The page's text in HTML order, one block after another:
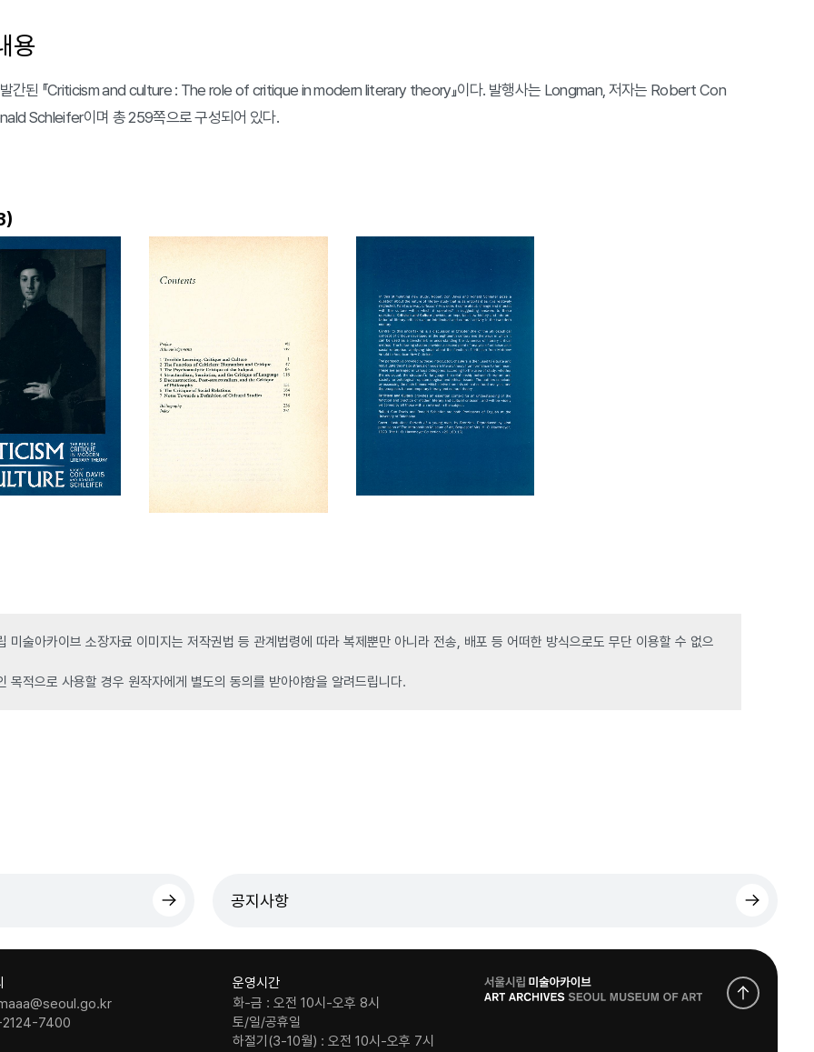
용
간된 『Criticism and culture : The role of critique in modern literary theory』이다. 발행사는 Longman, 저자는 Robert Con
Schleifer이며 총 259쪽으로 구성되어 있다.
)
미술아카이브 소장자료 이미지는 저작권법 등 관계법령에 따라 복제뿐만 아니라 전송, 배포 등 어떠한 방식으로도 무단 이용할 수 없으
목적으로 사용할 경우 원작자에게 별도의 동의를 받아야함을 알려드립니다.
공지사항
7400
운영시간
화-금 : 오전 10시-오후 8시
토/일/공휴일
하절기(3-10월) : 오전 10시-오후 7시
로
고